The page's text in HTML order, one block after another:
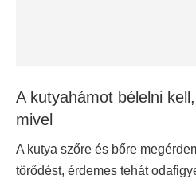
A kutyahámot bélelni
mivel
A kutya szőre és bőre
törődést, érdemes tehát